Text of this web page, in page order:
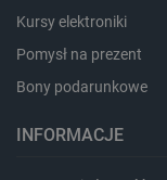
Kursy elektroniki
Pomysł na prezent
Bony podarunkowe
INFORMACJE
_smvs
LaSID